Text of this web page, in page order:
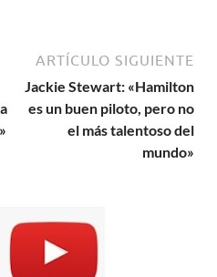
ARTÍCULO SIGUIENTE
Jackie Stewart: «Hamilton
es un buen piloto, pero no
el más talentoso del
mundo»